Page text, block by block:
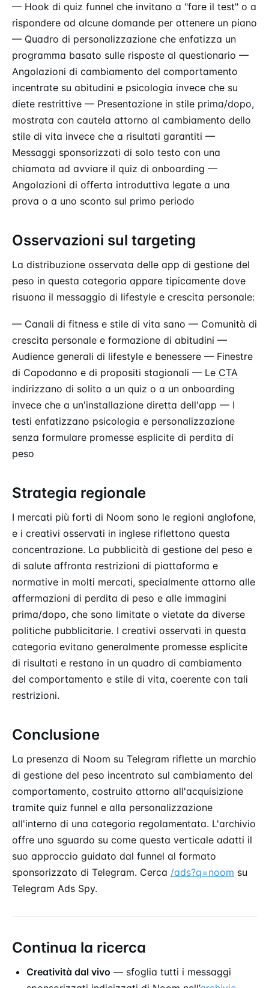
— Hook di quiz funnel che invitano a "fare il test" o a
rispondere ad alcune domande per ottenere un piano
— Quadro di personalizzazione che enfatizza un
programma basato sulle risposte al questionario —
Angolazioni di cambiamento del comportamento
incentrate su abitudini e psicologia invece che su
diete restrittive — Presentazione in stile prima/dopo,
mostrata con cautela attorno al cambiamento dello
stile di vita invece che a risultati garantiti —
Messaggi sponsorizzati di solo testo con una
chiamata ad avviare il quiz di onboarding —
Angolazioni di offerta introduttiva legate a una
prova o a uno sconto sul primo periodo
Osservazioni sul targeting
La distribuzione osservata delle app di gestione del
peso in questa categoria appare tipicamente dove
risuona il messaggio di lifestyle e crescita personale:
— Canali di fitness e stile di vita sano — Comunità di
crescita personale e formazione di abitudini —
Audience generali di lifestyle e benessere — Finestre
di Capodanno e di propositi stagionali — Le CTA
indirizzano di solito a un quiz o a un onboarding
invece che a un'installazione diretta dell'app — I
testi enfatizzano psicologia e personalizzazione
senza formulare promesse esplicite di perdita di
peso
Strategia regionale
I mercati più forti di Noom sono le regioni anglofone,
e i creativi osservati in inglese riflettono questa
concentrazione. La pubblicità di gestione del peso e
di salute affronta restrizioni di piattaforma e
normative in molti mercati, specialmente attorno alle
affermazioni di perdita di peso e alle immagini
prima/dopo, che sono limitate o vietate da diverse
politiche pubblicitarie. I creativi osservati in questa
categoria evitano generalmente promesse esplicite
di risultati e restano in un quadro di cambiamento
del comportamento e stile di vita, coerente con tali
restrizioni.
Conclusione
La presenza di Noom su Telegram riflette un marchio
di gestione del peso incentrato sul cambiamento del
comportamento, costruito attorno all'acquisizione
tramite quiz funnel e alla personalizzazione
all'interno di una categoria regolamentata. L'archivio
offre uno sguardo su come questa verticale adatti il
suo approccio guidato dal funnel al formato
sponsorizzato di Telegram. Cerca /ads?q=noom su
Telegram Ads Spy.
Continua la ricerca
Creatività dal vivo — sfoglia tutti i messaggi